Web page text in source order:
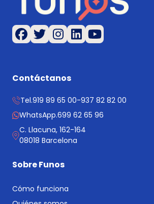
Contáctanos
Tel.919 89 65 00-937 82 82 00
WhatsApp.699 62 65 96
C. Llacuna, 162-164
08018 Barcelona
Sobre Funos
Cómo funciona